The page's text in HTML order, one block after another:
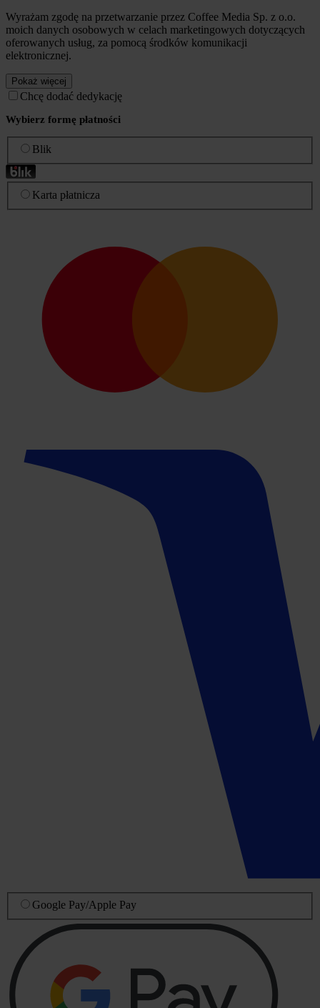
Wyrażam zgodę na przetwarzanie przez Coffee Media Sp. z o.o.
moich danych osobowych w celach marketingowych dotyczących
oferowanych usług, za pomocą środków komunikacji
elektronicznej.
Pokaż więcej
Chcę dodać dedykację
Wybierz formę płatności
Blik
Karta płatnicza
Google Pay/Apple Pay